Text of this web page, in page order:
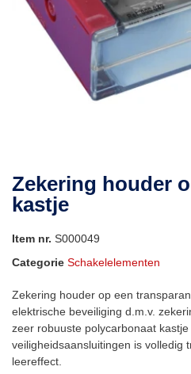
Zekering houder
kastje
Item nr. S000049
Categorie Schakelelementen
Zekering houder op een
elektrische beveiliging d.m.v.
zeer robuuste polycarbonaat
veiligheidsaansluitingen is volledig
leereffect.